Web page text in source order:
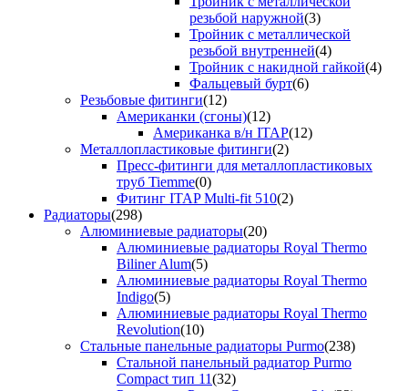
резьбой наружной(3)
Тройник с металлической
резьбой внутренней(4)
Тройник с накидной гайкой(4)
Фальцевый бурт(6)
Резьбовые фитинги(12)
Американки (сгоны)(12)
Американка в/н ITAP(12)
Металлопластиковые фитинги(2)
Пресс-фитинги для металлопластиковых
труб Tiemme(0)
Фитинг ITAP Multi-fit 510(2)
Радиаторы(298)
Алюминиевые радиаторы(20)
Алюминиевые радиаторы Royal Thermo
Biliner Alum(5)
Алюминиевые радиаторы Royal Thermo
Indigo(5)
Алюминиевые радиаторы Royal Thermo
Revolution(10)
Стальные панельные радиаторы Purmo(238)
Стальной панельный радиатор Purmo
Compact тип 11(32)